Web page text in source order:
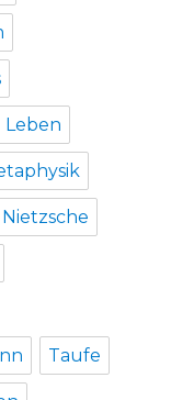
Leben
Nietzsche
Taufe